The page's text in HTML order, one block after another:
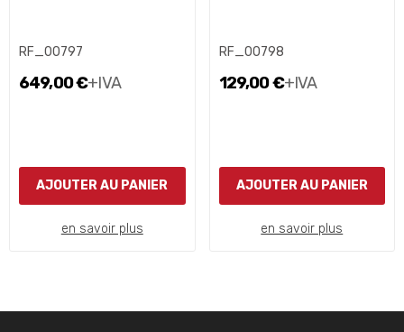
RF_00797
649,00 €+IVA
AJOUTER AU PANIER
en savoir plus
RF_00798
129,00 €+IVA
AJOUTER AU PANIER
en savoir plus